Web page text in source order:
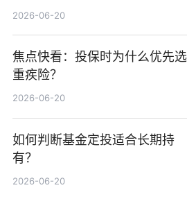
2026-06-20
焦点快看：投保时为什么优先选
重疾险？
2026-06-20
如何判断基金定投适合长期持
有？
2026-06-20